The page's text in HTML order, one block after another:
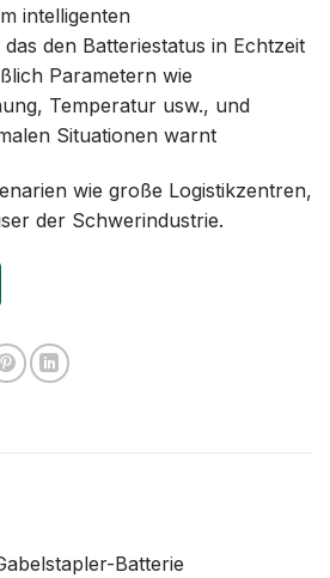
intelligenten
den Batteriestatus in Echtzeit
Parametern wie
Temperatur usw., und
Situationen warnt
wie große Logistikzentren,
der Schwerindustrie.
Batterie